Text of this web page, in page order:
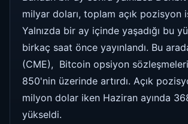
milyar doları, toplam açık pozisyon
Yalnızda bir ay içinde yaşadığı bu
birkaç saat önce yayınlandı. Bu
(CME), Bitcoin opsiyon sözleşmeleri
850'nin üzerinde artırdı. Açık
milyon dolar iken Haziran ayında
yükseldi.